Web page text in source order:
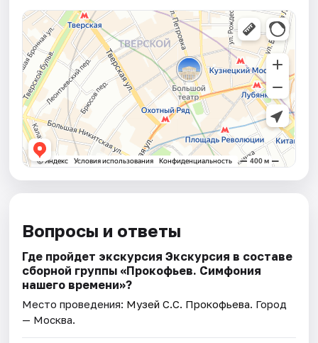
Вопросы и ответы
Где пройдет экскурсия Экскурсия в составе
сборной группы «Прокофьев. Симфония
нашего времени»?
Место проведения: Музей С.С. Прокофьева. Город
— Москва.